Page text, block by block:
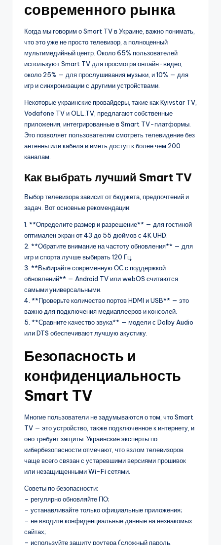
современного рынка
Когда мы говорим о Smart TV в Украине, важно понимать,
что это уже не просто телевизор, а полноценный
мультимедийный центр. Около 65% пользователей
используют Smart TV для просмотра онлайн-видео,
около 25% — для прослушивания музыки, и 10% — для
игр и синхронизации с другими устройствами.
Некоторые украинские провайдеры, такие как Kyivstar TV,
Vodafone TV и OLL.TV, предлагают собственные
приложения, интегрированные в Smart TV-платформы.
Это позволяет пользователям смотреть телевидение без
антенны или кабеля и иметь доступ к более чем 200
каналам.
Как выбрать лучший Smart TV
Выбор телевизора зависит от бюджета, предпочтений и
задач. Вот основные рекомендации:
1. **Определите размер и разрешение** — для гостиной
оптимален экран от 43 до 55 дюймов с 4K UHD.
2. **Обратите внимание на частоту обновления** — для
игр и спорта лучше выбирать 120 Гц.
3. **Выбирайте современную ОС с поддержкой
обновлений** — Android TV или webOS считаются
самыми универсальными.
4. **Проверьте количество портов HDMI и USB** — это
важно для подключения медиаплееров и консолей.
5. **Сравните качество звука** — модели с Dolby Audio
или DTS обеспечивают лучшую акустику.
Безопасность и
конфиденциальность
Smart TV
Многие пользователи не задумываются о том, что Smart
TV — это устройство, также подключенное к интернету, и
оно требует защиты. Украинские эксперты по
кибербезопасности отмечают, что взлом телевизоров
чаще всего связан с устаревшими версиями прошивок
или незащищенными Wi-Fi сетями.
Советы по безопасности:
– регулярно обновляйте ПО;
– устанавливайте только официальные приложения;
– не вводите конфиденциальные данные на незнакомых
сайтах;
– используйте защиту роутера (сложный пароль,